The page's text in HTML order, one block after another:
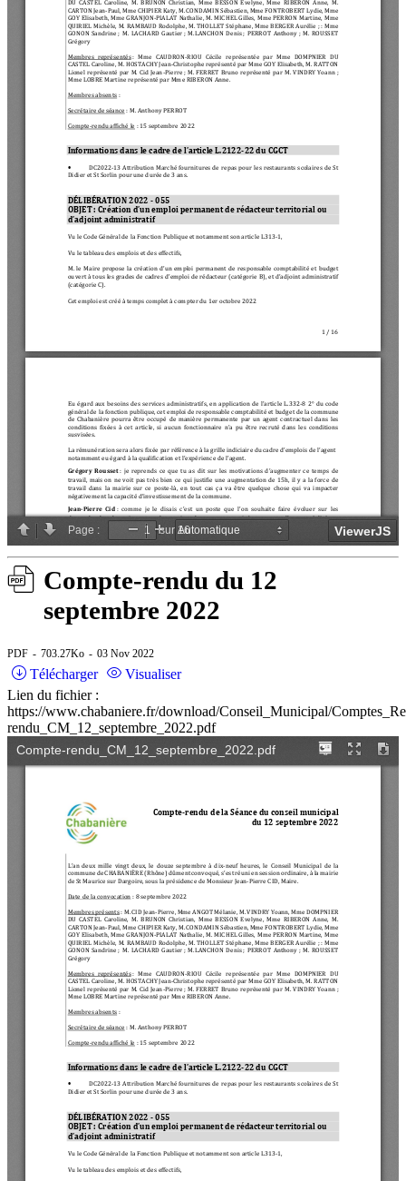
Compte-rendu du 12
septembre 2022
PDF 703.27Ko 03 Nov 2022
Télécharger
Visualiser
Lien du fichier :
https://www.chabaniere.fr/download/Conseil_Municipal/
rendu_CM_12_septembre_2022.pdf